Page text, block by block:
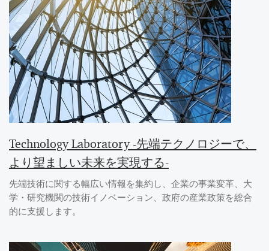
Technology Laboratory -先端テクノロジーで、
より望ましい未来を実現する-
先端技術に関する幅広い情報を集約し、企業の事業変革、大
学・研究機関の技術イノベーション、政府の産業政策を総合
的に支援します。